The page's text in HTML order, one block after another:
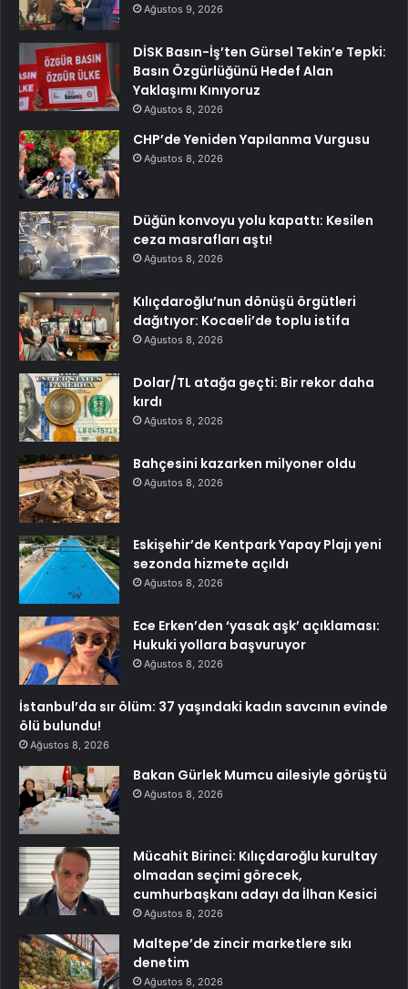
Ağustos 9, 2026
DİSK Basın-İş’ten Gürsel Tekin’e Tepki:
Basın Özgürlüğünü Hedef Alan
Yaklaşımı Kınıyoruz
Ağustos 8, 2026
CHP’de Yeniden Yapılanma Vurgusu
Ağustos 8, 2026
Düğün konvoyu yolu kapattı: Kesilen
ceza masrafları aştı!
Ağustos 8, 2026
Kılıçdaroğlu’nun dönüşü örgütleri
dağıtıyor: Kocaeli’de toplu istifa
Ağustos 8, 2026
Dolar/TL atağa geçti: Bir rekor daha
kırdı
Ağustos 8, 2026
Bahçesini kazarken milyoner oldu
Ağustos 8, 2026
Eskişehir’de Kentpark Yapay Plajı yeni
sezonda hizmete açıldı
Ağustos 8, 2026
Ece Erken’den ‘yasak aşk’ açıklaması:
Hukuki yollara başvuruyor
Ağustos 8, 2026
İstanbul’da sır ölüm: 37 yaşındaki kadın savcının evinde
ölü bulundu!
Ağustos 8, 2026
Bakan Gürlek Mumcu ailesiyle görüştü
Ağustos 8, 2026
Mücahit Birinci: Kılıçdaroğlu kurultay
olmadan seçimi görecek,
cumhurbaşkanı adayı da İlhan Kesici
Ağustos 8, 2026
Maltepe’de zincir marketlere sıkı
denetim
Ağustos 8, 2026